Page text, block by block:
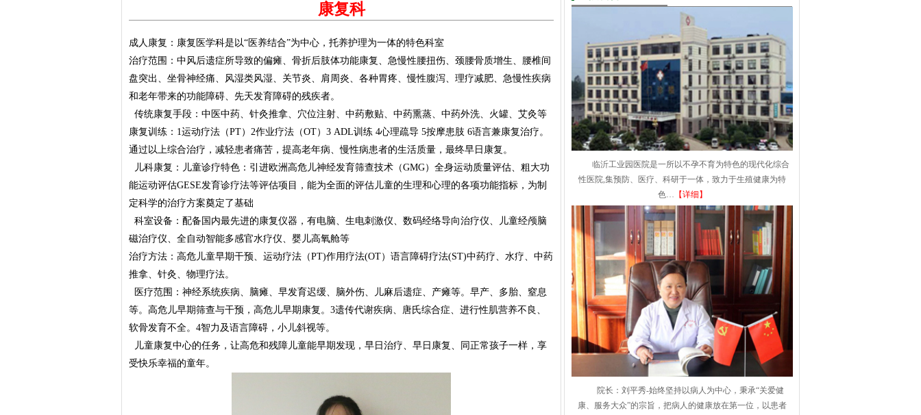
康复科
成人康复：康复医学科是以“医养结合”为中心，托养护理为一体的特色科室
治疗范围：中风后遗症所导致的偏瘫、骨折后肢体功能康复、急慢性腰扭伤、颈腰骨质增生、腰椎间
盘突出、坐骨神经痛、风湿类风湿、关节炎、肩周炎、各种胃疼、慢性腹泻、理疗减肥、急慢性疾病
和老年带来的功能障碍、先天发育障碍的残疾者。
传统康复手段：中医中药、针灸推拿、穴位注射、中药敷贴、中药熏蒸、中药外洗、火罐、艾灸等
康复训练：1运动疗法（PT）2作业疗法（OT）3 ADL训练 4心理疏导 5按摩患肢 6语言兼康复治疗。
通过以上综合治疗，减轻患者痛苦，提高老年病、慢性病患者的生活质量，最终早日康复。
儿科康复：儿童诊疗特色：引进欧洲高危儿神经发育筛查技术（GMG）全身运动质量评估、粗大功
能运动评估GESE发育诊疗法等评估项目，能为全面的评估儿童的生理和心理的各项功能指标，为制
定科学的治疗方案奠定了基础
科室设备：配备国内最先进的康复仪器，有电脑、生电刺激仪、数码经络导向治疗仪、儿童经颅脑
磁治疗仪、全自动智能多感官水疗仪、婴儿高氧舱等
治疗方法：高危儿童早期干预、运动疗法（PT)作用疗法(OT）语言障碍疗法(ST)中药疗、水疗、中药
推拿、针灸、物理疗法。
医疗范围：神经系统疾病、脑瘫、早发育迟缓、脑外伤、儿麻后遗症、产瘫等。早产、多胎、窒息
等。高危儿早期筛查与干预，高危儿早期康复。3遗传代谢疾病、唐氏综合症、进行性肌营养不良、
软骨发育不全。4智力及语言障碍，小儿斜视等。
儿童康复中心的任务，让高危和残障儿童能早期发现，早日治疗、早日康复、同正常孩子一样，享
受快乐幸福的童年。
临沂工业园医院是一所以不孕不育为特色的现代化综合
性医院,集预防、医疗、科研于一体，致力于生殖健康为特
色… 【详细】
院长：刘平秀-始终坚持以病人为中心，秉承“关爱健
康、服务大众”的宗旨，把病人的健康放在第一位，以患者